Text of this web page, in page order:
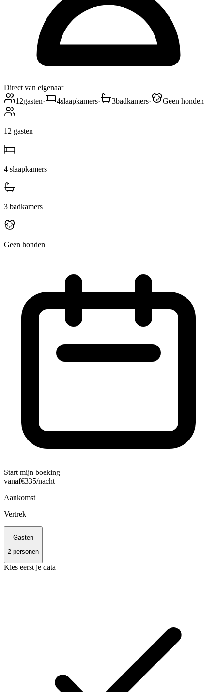
Direct van eigenaar
12gasten· 4slaapkamers· 3badkamers· Geen honden
12 gasten
4 slaapkamers
3 badkamers
Geen honden
Start mijn boeking
vanaf€335/nacht
Aankomst
Vertrek
Gasten
2 personen
Kies eerst je data